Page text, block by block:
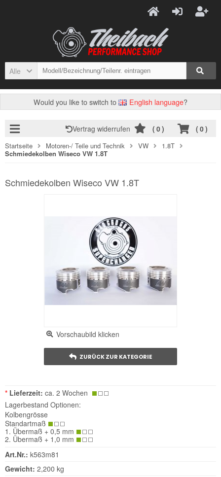
Alle
Would you like to switch to English language?
( 0)
Vertrag widerrufen ( 0)
Startseite Motoren-/ Teile und Technik VW
1.8T
Schmiedekolben Wiseco VW 1.8T
Schmiedekolben Wiseco VW 1.8T
Vorschaubild klicken
ZURÜCK ZUR KATEGORIE
* Lieferzeit: ca. 2 Wochen
Lagerbestand Optionen:
Kolbengrösse
Standartmaß
1. Übermaß + 0,5 mm
2. Übermaß + 1,0 mm
Art.Nr.: k563m81
Gewicht: 2,200 kg